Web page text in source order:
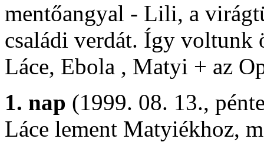
mentőangyal - Lili, a
családi verdát. Így voltunk
Láce, Ebola , Matyi + az
1. nap (1999. 08. 13.,
Láce lement Matyiékhoz,